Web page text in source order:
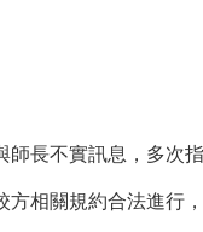
長不實訊息，多次
相關規約合法進行